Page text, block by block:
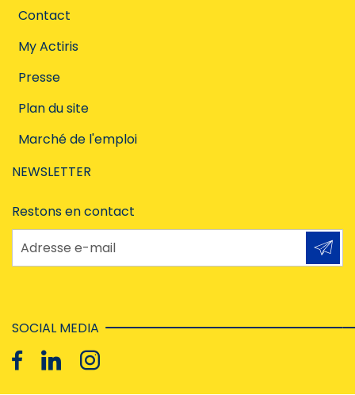
Contact
My Actiris
Presse
Plan du site
Marché de l'emploi
NEWSLETTER
Restons en contact
Adresse e-mail
SOCIAL MEDIA